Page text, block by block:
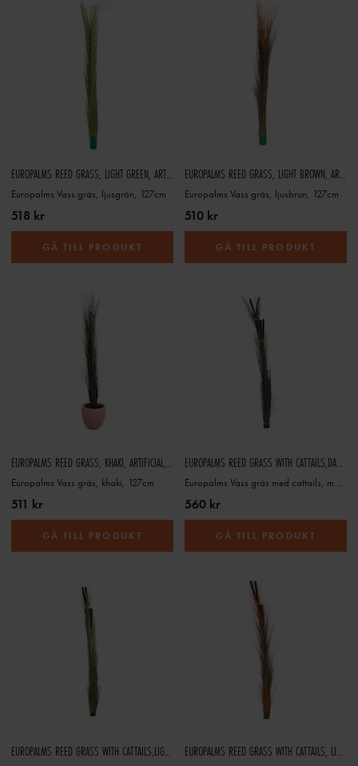
EUROPALMS REED GRASS, LIGHT GREEN, ARTIFICIAL, 127CM
Europalms Vass gräs, ljusgrön, 127cm
518 kr
GÅ TILL PRODUKT
EUROPALMS REED GRASS, LIGHT BROWN, ARTIFICIAL, 127CM
Europalms Vass gräs, ljusbrun, 127cm
510 kr
GÅ TILL PRODUKT
EUROPALMS REED GRASS, KHAKI, ARTIFICIAL, 127CM
Europalms Vass gräs, khaki, 127cm
511 kr
GÅ TILL PRODUKT
EUROPALMS REED GRASS WITH CATTAILS,DARK-GREEN, ARTIFICIAL, 152CM
Europalms Vass gräs med cattails, mörkgrön, 152cm
560 kr
GÅ TILL PRODUKT
EUROPALMS REED GRASS WITH CATTAILS,LIGHT GREEN, ARTIFICIAL, 152CM EUROPALMS REED GRASS WITH CATTAILS, LIGHT-BROWN, ARTIFICIAL, 152CM